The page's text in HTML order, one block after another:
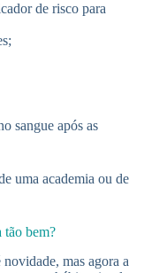
de risco para
sangue após as
uma academia ou de
tão bem?
mas agora a